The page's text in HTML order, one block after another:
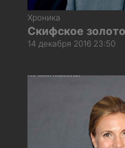
Хроника
Скифское
14 декабря 2016 23:50